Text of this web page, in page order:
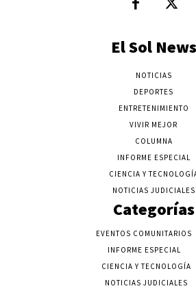
El Sol News
NOTICIAS
DEPORTES
ENTRETENIMIENTO
VIVIR MEJOR
COLUMNA
INFORME ESPECIAL
CIENCIA Y
NOTICIAS JUDICIALES
Categorías
EVENTOS COMUNITARIOS
INFORME ESPECIAL
CIENCIA Y TECNOLOGÍA
NOTICIAS JUDICIALES